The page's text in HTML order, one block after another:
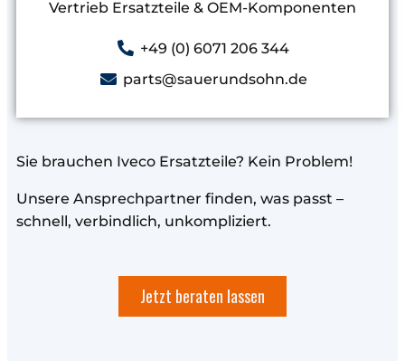
Vertrieb Ersatzteile & OEM-Komponenten
+49 (0) 6071 206 344
parts@sauerundsohn.de
Sie brauchen Iveco Ersatzteile? Kein Problem!
Unsere Ansprechpartner finden, was passt –
schnell, verbindlich, unkompliziert.
Jetzt beraten lassen